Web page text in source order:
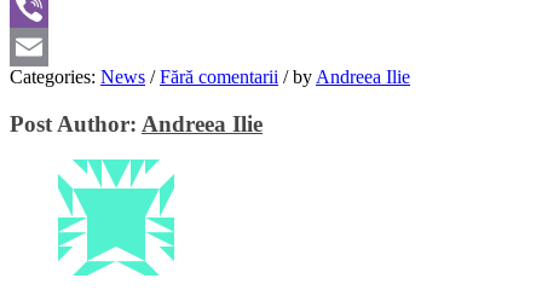
WhatsApp
Viber
Email
Categories: News / Fără comentarii /by Andreea Ilie
Post Author: Andreea Ilie